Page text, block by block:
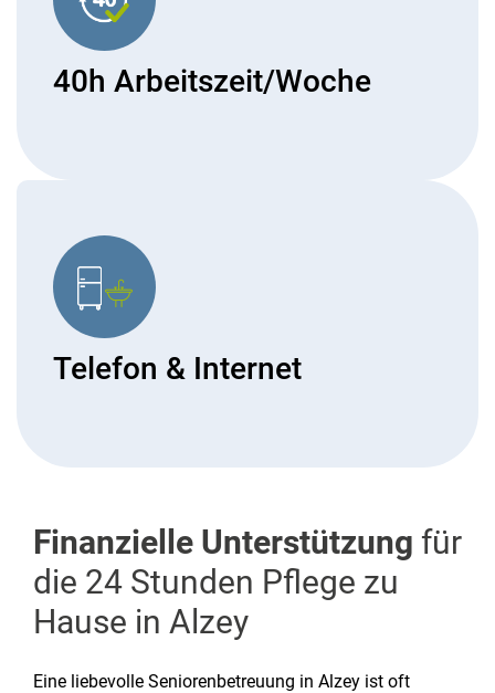
40h Arbeitszeit/Woche
Telefon & Internet
Finanzielle Unterstützung für
die 24 Stunden Pflege zu
Hause in Alzey
Eine liebevolle Seniorenbetreuung in Alzey ist oft